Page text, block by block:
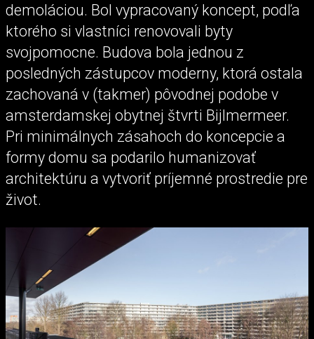
demoláciou. Bol vypracovaný koncept, podľa
ktorého si vlastníci renovovali byty
svojpomocne. Budova bola jednou z
posledných zástupcov moderny, ktorá ostala
zachovaná v (takmer) pôvodnej podobe v
amsterdamskej obytnej štvrti Bijlmermeer.
Pri minimálnych zásahoch do koncepcie a
formy domu sa podarilo humanizovať
architektúru a vytvoriť príjemné prostredie pre
život.